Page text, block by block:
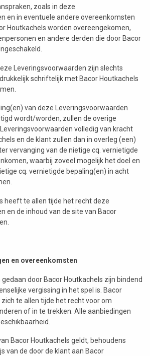
zoals in deze
en in eventuele andere overeenkomsten
Houtkachels worden overeengekomen,
en andere derden die door Bacor
Leveringsvoorwaarden zijn slechts
schriftelijk met Bacor Houtkachels
van deze Leveringsvoorwaarden
wordt/worden, zullen de overige
volledig van kracht
en de klant zullen dan in overleg (een)
vervanging van de nietige cq. vernietigde
waarbij zoveel mogelijk het doel en
cq. vernietigde bepaling(en) in acht
heeft te allen tijde het recht deze
en de inhoud van de site van Bacor
en overeenkomsten
door Bacor Houtkachels zijn bindend
vergissing in het spel is. Bacor
te allen tijde het recht voor om
of in te trekken. Alle aanbiedingen
Bacor Houtkachels geldt, behoudens
van de door de klant aan Bacor